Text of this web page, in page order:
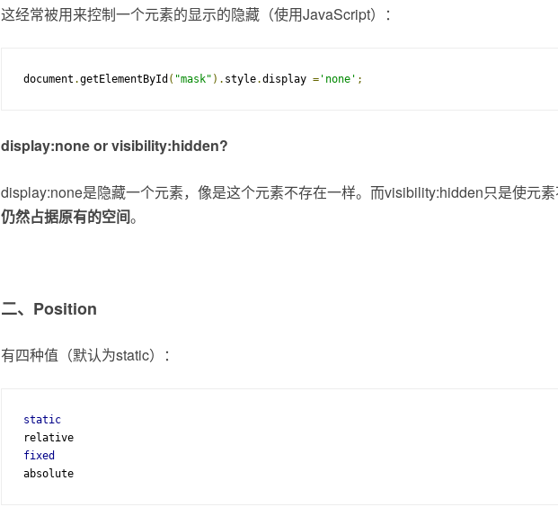
这经常被用来控制一个元素的显示的隐藏（使用JavaScript）：
document .getElementById ( "mask" ). style.display = 'none' ;
display:none or visibility:hidden?
display:none是隐藏一个元素，像是这个元素不存在一样。而visibility:hidden只是使元素
仍然占据原有的空间。
二、Position
有四种值（默认为static）：
static
fixed
absolute